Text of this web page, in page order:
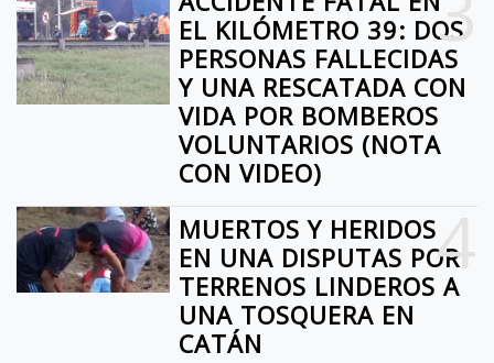
EL KILÓMETRO 39: DOS
PERSONAS FALLECIDAS
Y UNA RESCATADA CON
VIDA POR BOMBEROS
VOLUNTARIOS (NOTA
CON VIDEO)
4
MUERTOS Y HERIDOS
EN UNA DISPUTAS POR
TERRENOS LINDEROS A
UNA TOSQUERA EN
CATÁN